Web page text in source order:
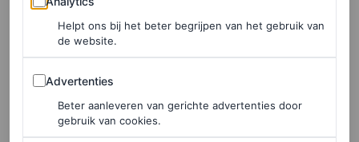
ochtends om suiker
schreeuwt
FOOD
Helpt ons bij het beter begrijpen van het gebruik van
de website.
Advertenties
Advertenties
Beter aanleveren van gerichte advertenties door
gebruik van cookies.